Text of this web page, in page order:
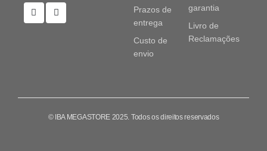
Prazos de
entrega
Custo de
envio
garantia
Livro de
Reclamações
© IBA MEGASTORE 2025. Todos os direitos reservados